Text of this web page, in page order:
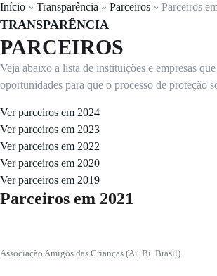
Início » Transparência » Parceiros » Parceiros
TRANSPARÊNCIA
PARCEIROS
Veja abaixo a lista de instituições e empresas
oportunidades para que o processo de proteção
Ver parceiros em 2024
Ver parceiros em 2023
Ver parceiros em 2022
Ver parceiros em 2020
Ver parceiros em 2019
Parceiros em 2021
Associação Amigos das Crianças (Ai. Bi. Brasil)